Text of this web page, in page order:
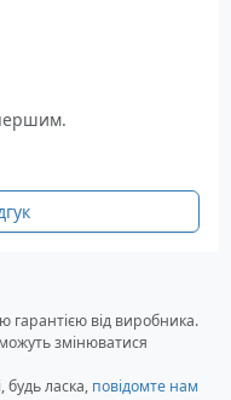
-
Yamalube 4
мл
508 мм
гарантією від виробника.
змінюватися
ласка, повідомте нам